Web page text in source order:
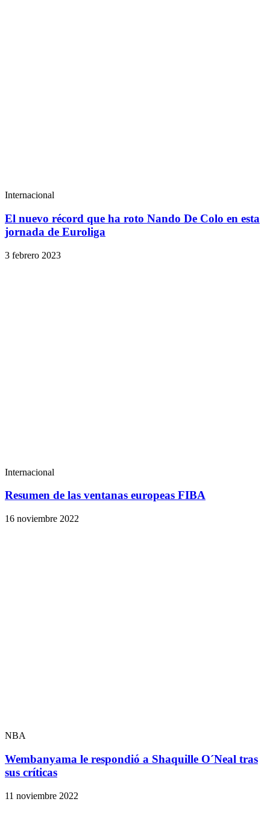
Internacional
El nuevo récord que ha roto Nando De Colo en esta
jornada de Euroliga
3 febrero 2023
Internacional
Resumen de las ventanas europeas FIBA
16 noviembre 2022
NBA
Wembanyama le respondió a Shaquille O´Neal tras
sus críticas
11 noviembre 2022